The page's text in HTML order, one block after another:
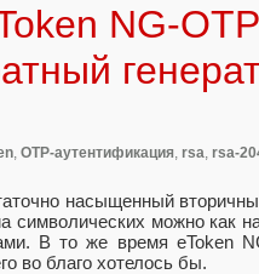
NG-
, OTP-аутентификация, rsa, rsa-
насыщенный
символических можно как
В то же время eToken
во благо хотелось бы.